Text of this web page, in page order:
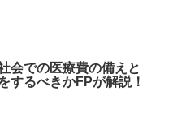
会での医療費の備えと
するべきかFPが解説！